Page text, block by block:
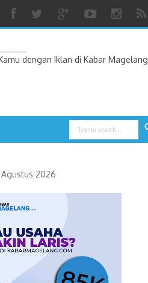
dengan Iklan di Kabar Magelang
Agustus 2026